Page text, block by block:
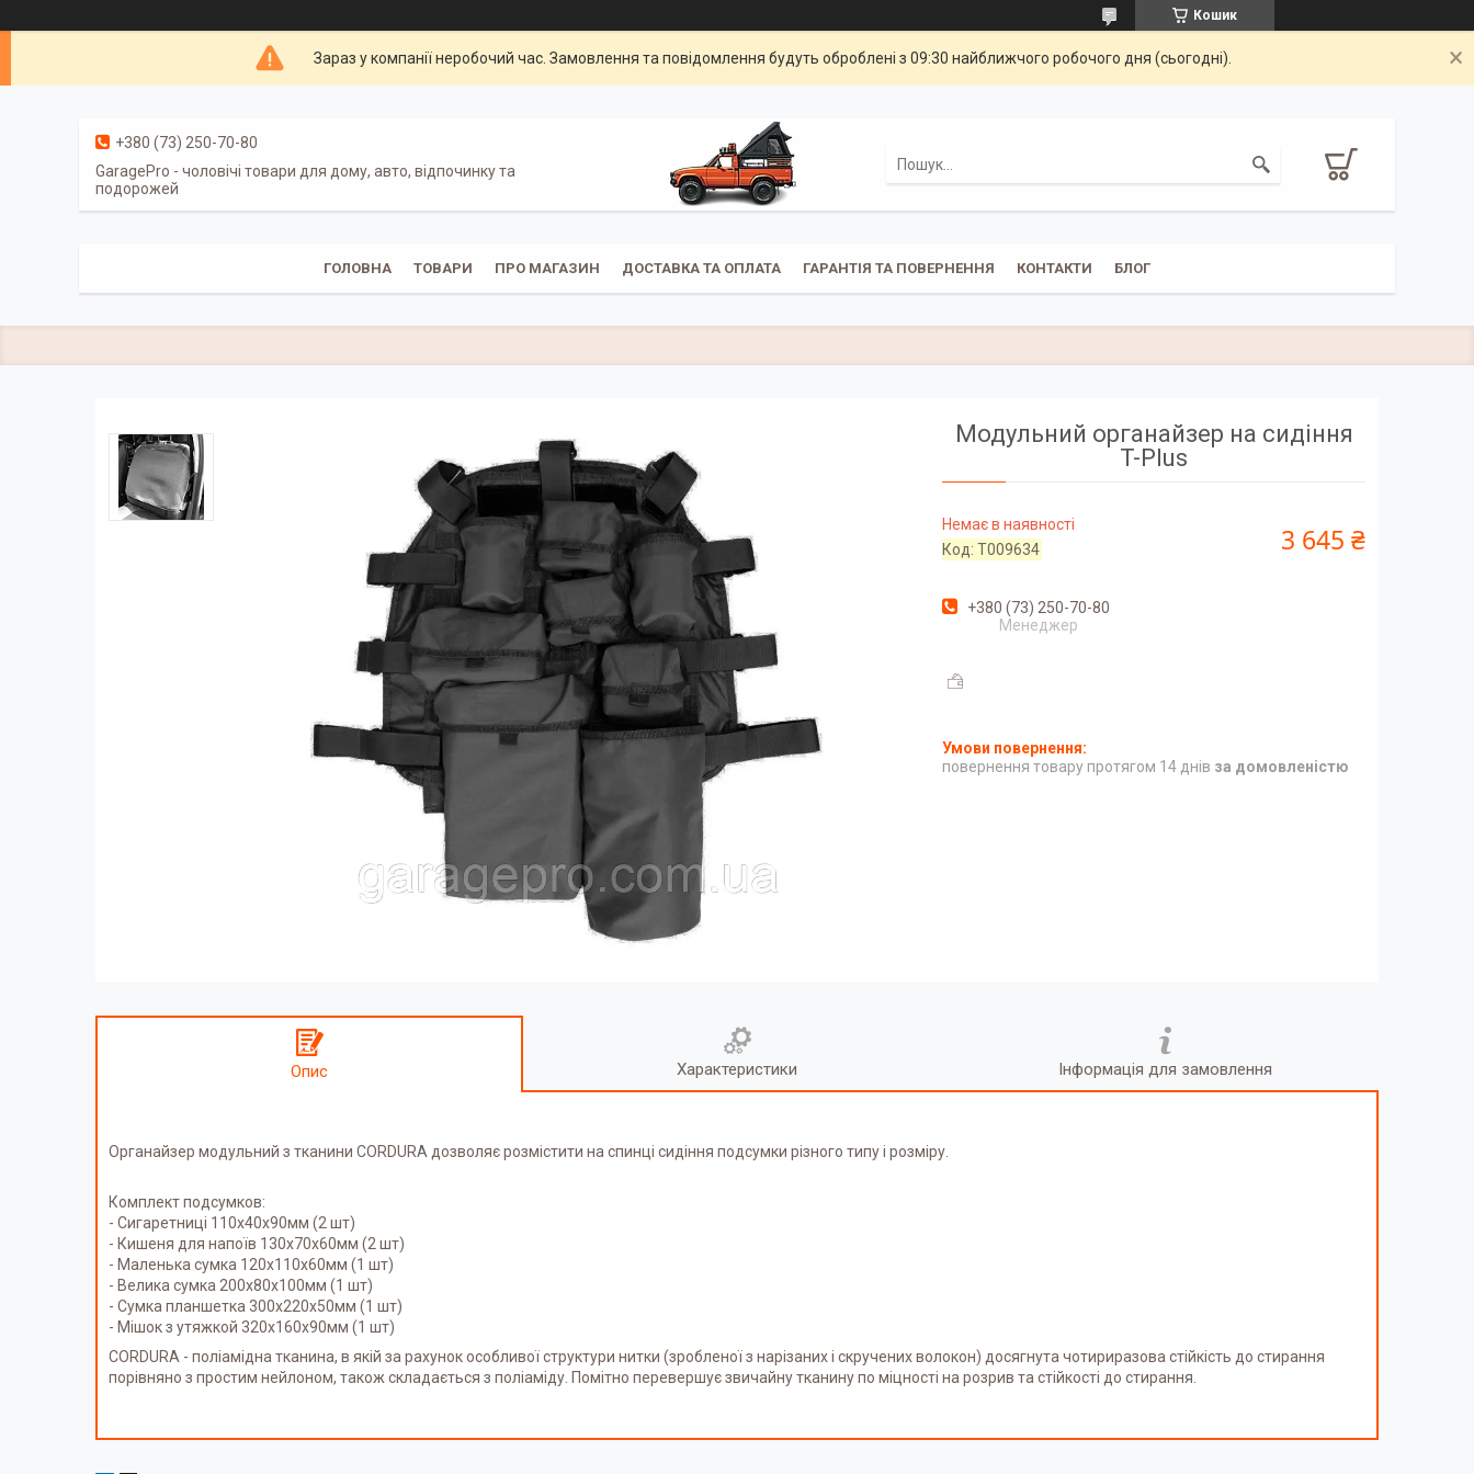
Кошик
Зараз у компанії неробочий час. Замовлення та повідомлення будуть оброблені з 09:30 найближчого робочого дня (сьогодні).
+380 (73) 250-70-80
GaragePro - чоловічі товари для дому, авто, відпочинку та
подорожей
ГОЛОВНА ТОВАРИ ПРО МАГАЗИН ДОСТАВКА ТА ОПЛАТА ГАРАНТІЯ ТА ПОВЕРНЕННЯ КОНТАКТИ БЛОГ
Модульний органайзер на сидіння
T-Plus
Немає в наявності
Код:T009634 3 645 ₴
+380 (73) 250-70-80
Менеджер
повернення товару протягом 14 днів за домовленістю
Опис Характеристики Інформація для замовлення
Органайзер модульний з тканини CORDURA дозволяє розмістити на спинці сидіння подсумки різного типу і розміру.
Комплект подсумков:
- Сигаретниці 110х40х90мм (2 шт)
- Кишеня для напоїв 130х70х60мм (2 шт)
- Маленька сумка 120х110х60мм (1 шт)
- Велика сумка 200х80х100мм (1 шт)
- Сумка планшетка 300х220х50мм (1 шт)
- Мішок з утяжкой 320х160х90мм (1 шт)
CORDURA - поліамідна тканина, в якій за рахунок особливої структури нитки (зробленої з нарізаних і скручених волокон) досягнута чотириразова стійкість до стирання
порівняно з простим нейлоном, також складається з поліаміду. Помітно перевершує звичайну тканину по міцності на розрив та стійкості до стирання.